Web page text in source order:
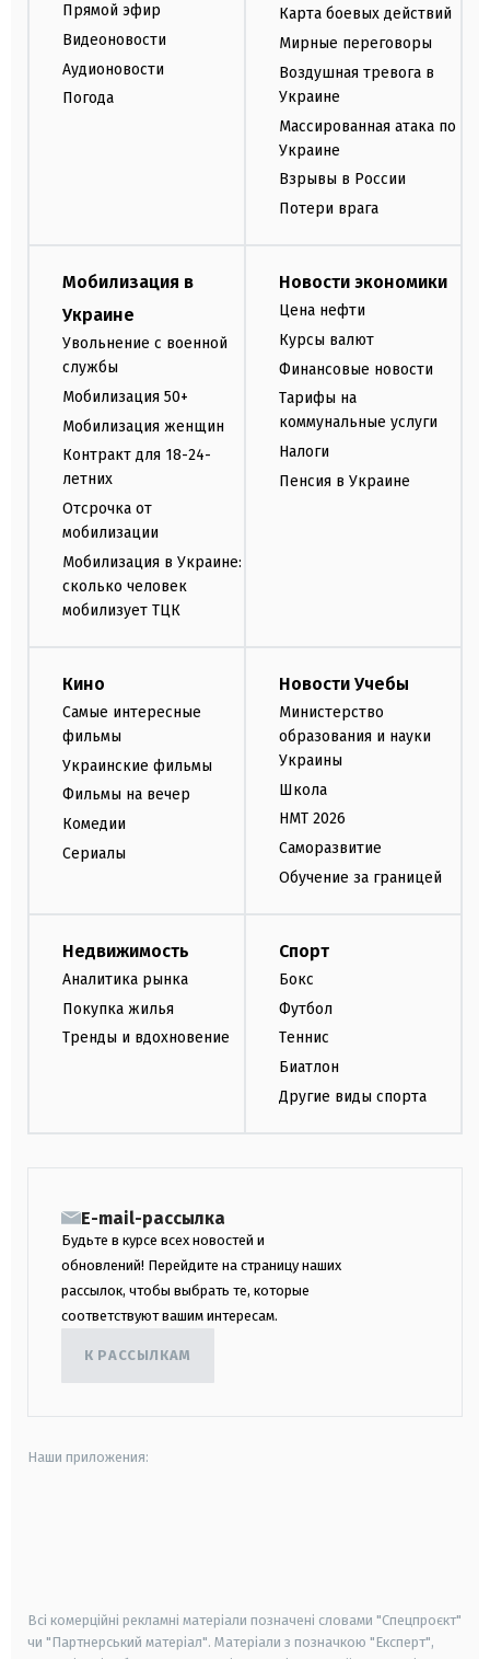
Прямой эфир
Видеоновости
Аудионовости
Погода
Карта боевых действий
Мирные переговоры
Воздушная тревога в
Украине
Массированная атака по
Украине
Взрывы в России
Потери врага
Мобилизация в
Украине
Увольнение с военной
службы
Мобилизация 50+
Мобилизация женщин
Контракт для 18-24-
летних
Отсрочка от
мобилизации
Мобилизация в Украине:
сколько человек
мобилизует ТЦК
Новости экономики
Цена нефти
Курсы валют
Финансовые новости
Тарифы на
коммунальные услуги
Налоги
Пенсия в Украине
Кино
Самые интересные
фильмы
Украинские фильмы
Фильмы на вечер
Комедии
Сериалы
Новости Учебы
Министерство
образования и науки
Украины
Школа
НМТ 2026
Саморазвитие
Обучение за границей
Недвижимость
Аналитика рынка
Покупка жилья
Тренды и вдохновение
Спорт
Бокс
Футбол
Теннис
Биатлон
Другие виды спорта
E-mail-рассылка
Будьте в курсе всех новостей и
обновлений! Перейдите на страницу наших
рассылок, чтобы выбрать те, которые
соответствуют вашим интересам.
К РАССЫЛКАМ
Наши приложения:
Всі комерційні рекламні матеріали позначені словами "Спецпроєкт"
чи "Партнерський матеріал". Матеріали з позначкою "Експерт",